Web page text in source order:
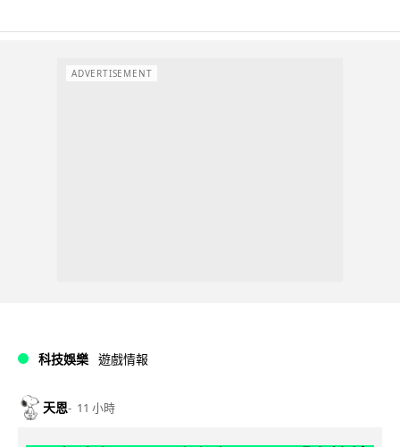
ADVERTISEMENT
科技娛樂 遊戲情報
天恩 11 小時